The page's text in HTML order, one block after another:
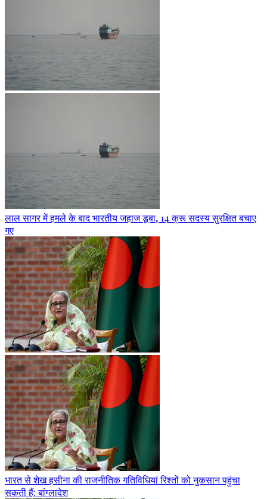
लाल सागर में हमले के बाद भारतीय जहाज डूबा, 14 क्रू सदस्य सुरक्षित बचाए
गए
भारत से शेख हसीना की राजनीतिक गतिविधियां रिश्तों को नुकसान पहुंचा
सकती हैं: बांग्लादेश